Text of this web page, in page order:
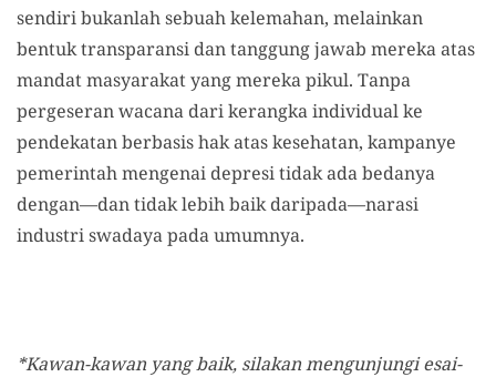
sendiri bukanlah sebuah kelemahan, melainkan
bentuk transparansi dan tanggung jawab mereka atas
mandat masyarakat yang mereka pikul. Tanpa
pergeseran wacana dari kerangka individual ke
pendekatan berbasis hak atas kesehatan, kampanye
pemerintah mengenai depresi tidak ada bedanya
dengan—dan tidak lebih baik daripada—narasi
industri swadaya pada umumnya.
*Kawan-kawan yang baik, silakan mengunjungi esai-